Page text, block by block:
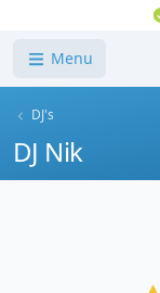
Menu
DJ's
DJ Nik